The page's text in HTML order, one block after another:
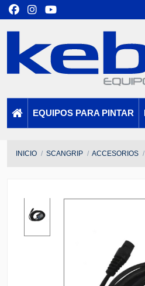
EQUIPOS PARA PINTAR
INICIO SCANGRIP ACCESORIOS